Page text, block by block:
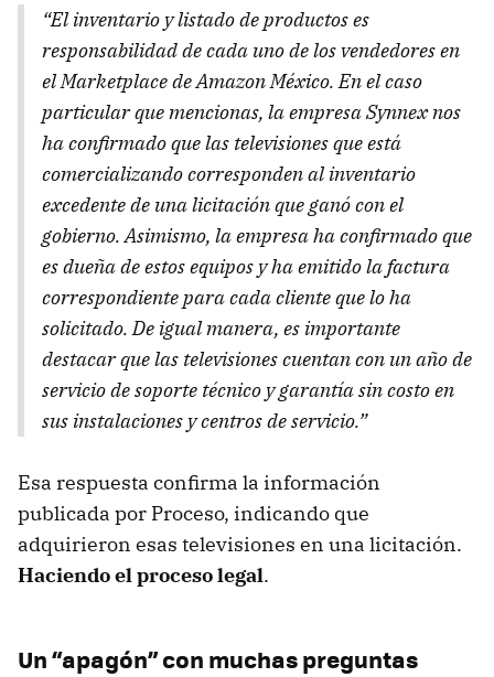
“El inventario y listado de productos es
responsabilidad de cada uno de los vendedores en
el Marketplace de Amazon México. En el caso
particular que mencionas, la empresa Synnex nos
ha confirmado que las televisiones que está
comercializando corresponden al inventario
excedente de una licitación que ganó con el
gobierno. Asimismo, la empresa ha confirmado que
es dueña de estos equipos y ha emitido la factura
correspondiente para cada cliente que lo ha
solicitado. De igual manera, es importante
destacar que las televisiones cuentan con un año de
servicio de soporte técnico y garantía sin costo en
sus instalaciones y centros de servicio.”
Esa respuesta confirma la información
publicada por Proceso, indicando que
adquirieron esas televisiones en una licitación.
Haciendo el proceso legal.
Un “apagón” con muchas preguntas